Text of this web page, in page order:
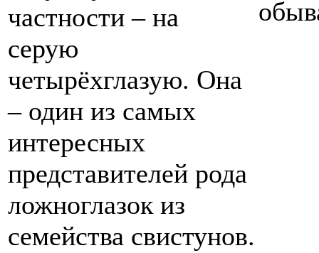
частности – на
серую
четырёхглазую. Она
– один из самых
интересных
представителей рода
ложноглазок из
семейства свистунов.